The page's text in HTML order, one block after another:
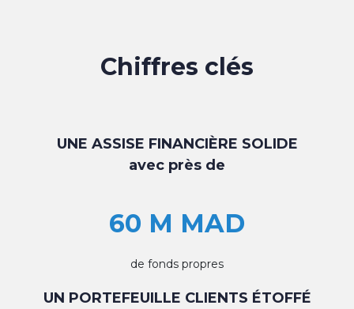
Chiffres clés
UNE ASSISE FINANCIÈRE SOLIDE
avec près de
60 M MAD
de fonds propres
UN PORTEFEUILLE CLIENTS ÉTOFFÉ